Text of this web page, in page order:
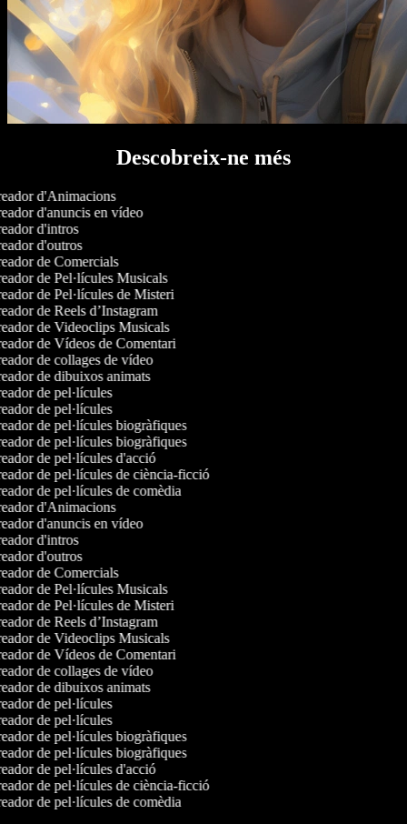
Descobreix-ne més
d'Animacions
d'anuncis en vídeo
d'intros
d'outros
de Comercials
de Pel·lícules Musicals
de Pel·lícules de Misteri
de Reels d’Instagram
de Videoclips Musicals
de Vídeos de Comentari
de collages de vídeo
de dibuixos animats
de pel·lícules
de pel·lícules
de pel·lícules biogràfiques
de pel·lícules biogràfiques
de pel·lícules d'acció
de pel·lícules de ciència-ficció
de pel·lícules de comèdia
d'Animacions
d'anuncis en vídeo
d'intros
d'outros
de Comercials
de Pel·lícules Musicals
de Pel·lícules de Misteri
de Reels d’Instagram
de Videoclips Musicals
de Vídeos de Comentari
de collages de vídeo
de dibuixos animats
de pel·lícules
de pel·lícules
de pel·lícules biogràfiques
de pel·lícules biogràfiques
de pel·lícules d'acció
de pel·lícules de ciència-ficció
de pel·lícules de comèdia